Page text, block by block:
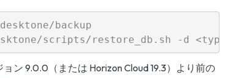
backup
ョン 9.0.0（または Horizon Cloud 19.3）より前の